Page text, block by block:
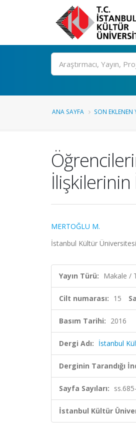
Ara
ANA SAYFA SON EKLENEN
MERTOĞLU M.
İstanbul Kültür
Yayın Türü: Makale /
Cilt numarası: 15
Basım Tarihi: 2016
Dergi Adı: İstanbul
Derginin Tarandığı
Sayfa Sayıları:
İstanbul Kültür